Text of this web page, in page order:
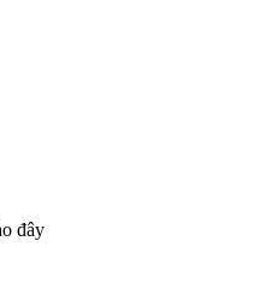
đây